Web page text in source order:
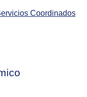
Coordinados